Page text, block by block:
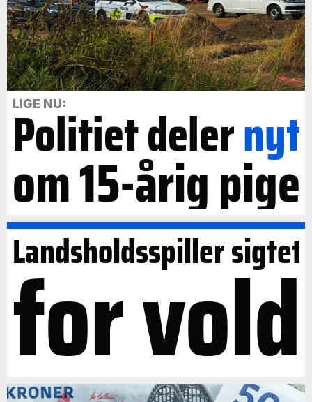
LIGE NU:
Politiet delernyt
om 15-årig pige
Landsholdsspiller sigtet
for vold